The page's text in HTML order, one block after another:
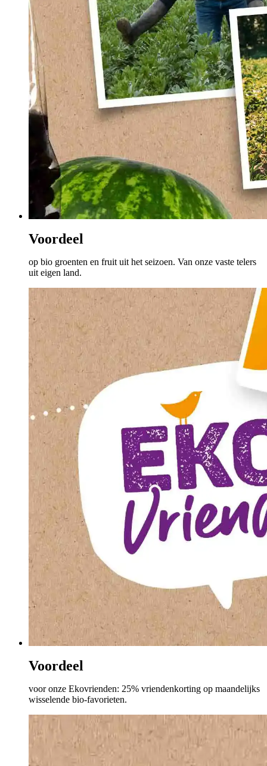
Voordeel
op bio groenten en fruit uit het seizoen. Van onze vaste telers
uit eigen land.
Voordeel
voor onze Ekovrienden: 25% vriendenkorting op maandelijks
wisselende bio-favorieten.